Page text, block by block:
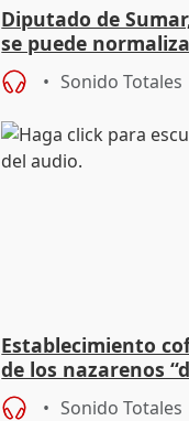
Diputado de
se puede
presenten
Sonido Totales
Establecimiento
de los nazarenos
para salir en
Sonido Totales